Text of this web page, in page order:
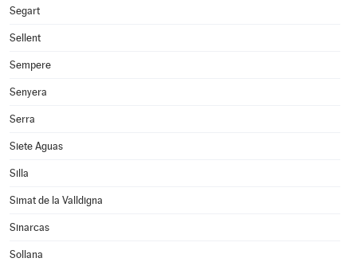
Segart
Sellent
Sempere
Senyera
Serra
Siete Aguas
Silla
Simat de la Valldigna
Sinarcas
Sollana